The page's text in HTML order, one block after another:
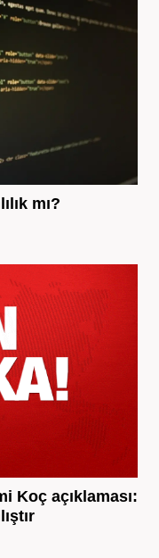
mı?
Koç açıklaması: